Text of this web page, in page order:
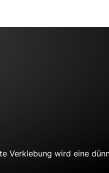
Verklebung wird eine